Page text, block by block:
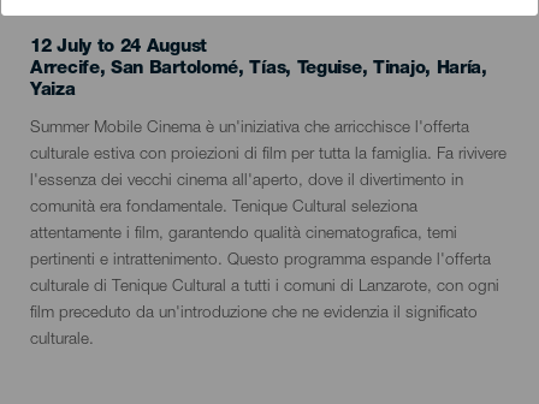
12 July to 24 August
Localidad
Arrecife, San Bartolomé, Tías, Teguise, Tinajo, Haría,
Yaiza
Descripción
del
evento
Summer Mobile Cinema è un'iniziativa che arricchisce l'offerta
culturale estiva con proiezioni di film per tutta la famiglia. Fa rivivere
l'essenza dei vecchi cinema all'aperto, dove il divertimento in
comunità era fondamentale. Tenique Cultural seleziona
attentamente i film, garantendo qualità cinematografica, temi
pertinenti e intrattenimento. Questo programma espande l'offerta
culturale di Tenique Cultural a tutti i comuni di Lanzarote, con ogni
film preceduto da un'introduzione che ne evidenzia il significato
culturale.